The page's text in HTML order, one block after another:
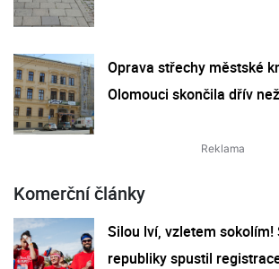
Oprava střechy městské
Olomouci skončila dřív
Komerční články
Silou lví, vzletem sokolím!
republiky spustil